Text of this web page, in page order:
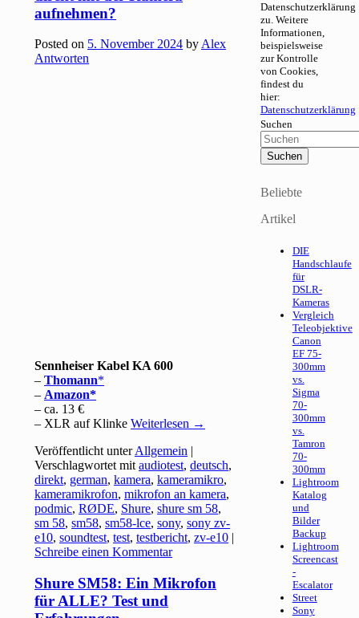
aufnehmen?
Posted on 5. November 2024 byAlex
Antworten
Sennheiser Kabel KA 600
–Thomann
–Amazon
– ca. 13 €
– XLR auf KlinkeWeiterlesen →
Veröffentlicht unterAllgemein |
Verschlagwortet mit audiotest,deutsch,
direkt, german,kamera,kameramikro,
kameramikrofon,mikrofon an kamera,
podmic,RØDE, Shure,shure sm 58,
sm 58,sm58,sm58-lce,sony,sony zv-
e10,soundtest,test,testbericht,zv-e10 |
Schreibe einen Kommentar
Shure SM58: Ein Mikrofon
für ALLE? Test und
Datenschutzerklärung
zu. Weitere
Informationen,
beispielsweise
zur Kontrolle
von Cookies,
findest du
hier:
Datenschutzerklärung
Suchen
Beliebte
Artikel
DIE
Handschlaufe
für
DSLR-
Kameras
Vergleich
Teleobjektive
Canon
EF 75-
300mm
vs.
Sigma
70-
300mm
vs.
Tamron
70-
300mm
Lightroom
Katalog
und
Bilder
Backup
Lightroom
Screencast
-
Escalator
Street
Sony